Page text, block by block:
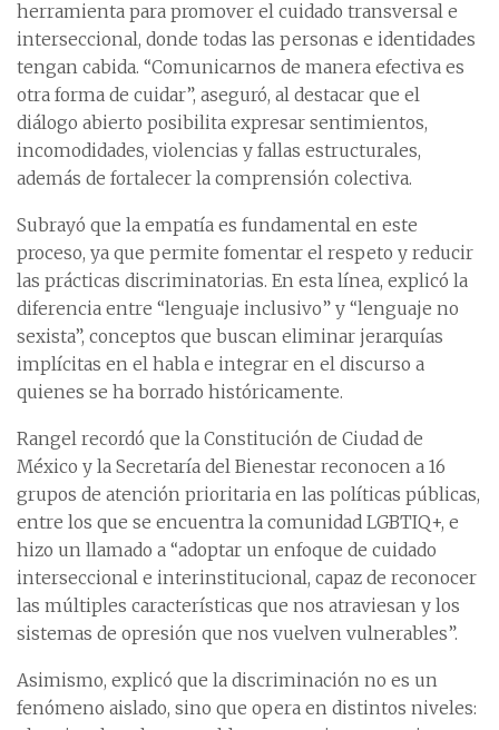
herramienta para promover el cuidado transversal e
interseccional, donde todas las personas e identidades
tengan cabida. “Comunicarnos de manera efectiva es
otra forma de cuidar”, aseguró, al destacar que el
diálogo abierto posibilita expresar sentimientos,
incomodidades, violencias y fallas estructurales,
además de fortalecer la comprensión colectiva.
Subrayó que la empatía es fundamental en este
proceso, ya que permite fomentar el respeto y reducir
las prácticas discriminatorias. En esta línea, explicó la
diferencia entre “lenguaje inclusivo” y “lenguaje no
sexista”, conceptos que buscan eliminar jerarquías
implícitas en el habla e integrar en el discurso a
quienes se ha borrado históricamente.
Rangel recordó que la Constitución de Ciudad de
México y la Secretaría del Bienestar reconocen a 16
grupos de atención prioritaria en las políticas públicas,
entre los que se encuentra la comunidad LGBTIQ+, e
hizo un llamado a “adoptar un enfoque de cuidado
interseccional e interinstitucional, capaz de reconocer
las múltiples características que nos atraviesan y los
sistemas de opresión que nos vuelven vulnerables”.
Asimismo, explicó que la discriminación no es un
fenómeno aislado, sino que opera en distintos niveles: